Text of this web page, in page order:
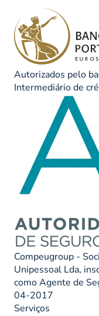
Autorizados pelo
Intermediário de
Compeugroup -
Unipessoal Lda,
como Agente de
04-2017
Serviços